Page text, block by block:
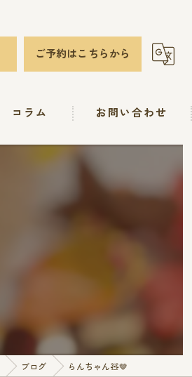
ご予約はこちらから
コラム お問い合わせ
ブログ らんちゃん🧸🤎